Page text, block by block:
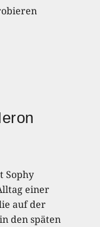
Sophy
einer
auf der
den späten